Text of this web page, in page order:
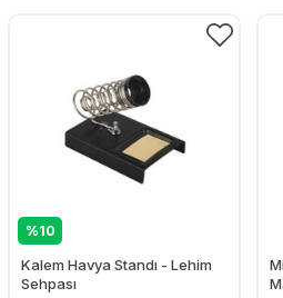
%10
Kalem Havya Standı - Lehim
Sehpası